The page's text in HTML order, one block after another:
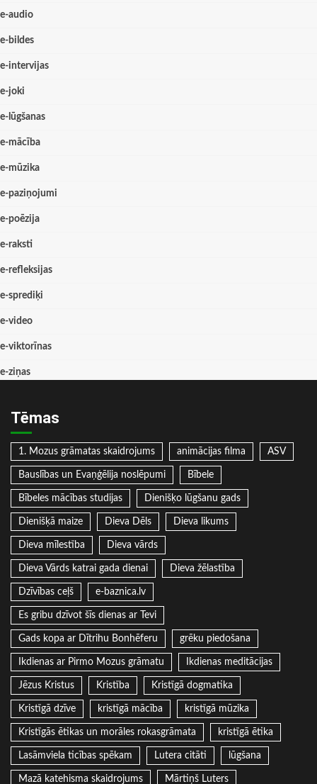
e-audio
e-bildes
e-intervijas
e-joki
e-lūgšanas
e-mācība
e-mūzika
e-paziņojumi
e-poēzija
e-raksti
e-refleksijas
e-sprediķi
e-video
e-viktorīnas
e-ziņas
Tēmas
1. Mozus grāmatas skaidrojums animācijas filma ASV
Bauslības un Evaņģēlija noslēpumi Bībele
Bībeles mācības studijas Dienišķo lūgšanu gads
Dienišķā maize Dieva Dēls Dieva likums
Dieva mīlestība Dieva vārds
Dieva Vārds katrai gada dienai Dieva žēlastība
Dzīvības ceļš e-baznica.lv
Es gribu dzīvot šīs dienas ar Tevi
Gads kopa ar Dītrihu Bonhēferu grēku piedošana
Ikdienas ar Pirmo Mozus grāmatu Ikdienas meditācijas
Jēzus Kristus Kristība Kristīgā dogmatika
Kristīgā dzīve kristīgā mācība kristīgā mūzika
Kristīgās ētikas un morāles rokasgrāmata kristīgā ētika
Lasāmviela ticības spēkam Lutera citāti lūgšana
Mazā katehisma skaidrojums Mārtiņš Luters